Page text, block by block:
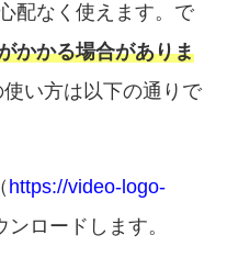
配なく使えます。で
かかる場合がありま
い方は以下の通りで
https://video-logo-
ンロードします。